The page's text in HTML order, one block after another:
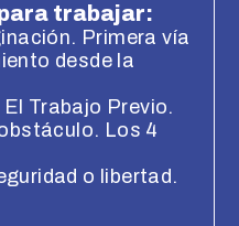
trabajar:
Primera vía
desde la
Trabajo Previo.
Los 4
o libertad.